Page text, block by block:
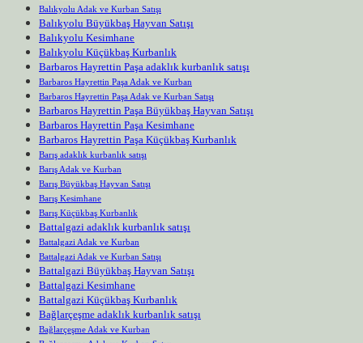
Balıkyolu Adak ve Kurban Satışı
Balıkyolu Büyükbaş Hayvan Satışı
Balıkyolu Kesimhane
Balıkyolu Küçükbaş Kurbanlık
Barbaros Hayrettin Paşa adaklık kurbanlık satışı
Barbaros Hayrettin Paşa Adak ve Kurban
Barbaros Hayrettin Paşa Adak ve Kurban Satışı
Barbaros Hayrettin Paşa Büyükbaş Hayvan Satışı
Barbaros Hayrettin Paşa Kesimhane
Barbaros Hayrettin Paşa Küçükbaş Kurbanlık
Barış adaklık kurbanlık satışı
Barış Adak ve Kurban
Barış Büyükbaş Hayvan Satışı
Barış Kesimhane
Barış Küçükbaş Kurbanlık
Battalgazi adaklık kurbanlık satışı
Battalgazi Adak ve Kurban
Battalgazi Adak ve Kurban Satışı
Battalgazi Büyükbaş Hayvan Satışı
Battalgazi Kesimhane
Battalgazi Küçükbaş Kurbanlık
Bağlarçeşme adaklık kurbanlık satışı
Bağlarçeşme Adak ve Kurban